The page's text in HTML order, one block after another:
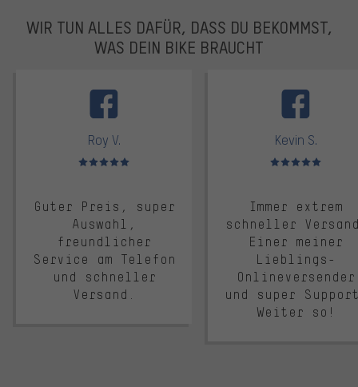
WIR TUN ALLES DAFÜR, DASS DU BEKOMMST,
WAS DEIN BIKE BRAUCHT
Roy V.
Bewertungen: 5 von 5
Guter Preis, super
Auswahl,
freundlicher
Service am Telefon
und schneller
Versand.
Kevin S.
Bewertungen: 5 von 5
Immer extrem
schneller
Einer meiner
Lieblings-
Onlineversender
und super
Weiter so!